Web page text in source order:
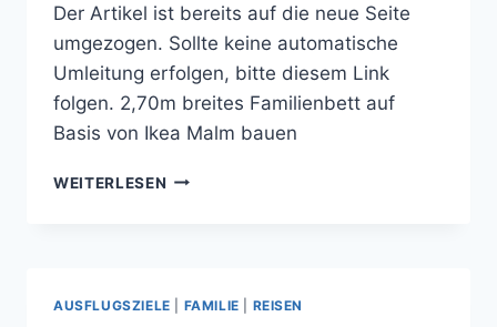
Der Artikel ist bereits auf die neue Seite
umgezogen. Sollte keine automatische
Umleitung erfolgen, bitte diesem Link
folgen. 2,70m breites Familienbett auf
Basis von Ikea Malm bauen
WEITERLESEN 2,70M
VON
IKEA
AUSFLUGSZIELE FAMILIE REISEN